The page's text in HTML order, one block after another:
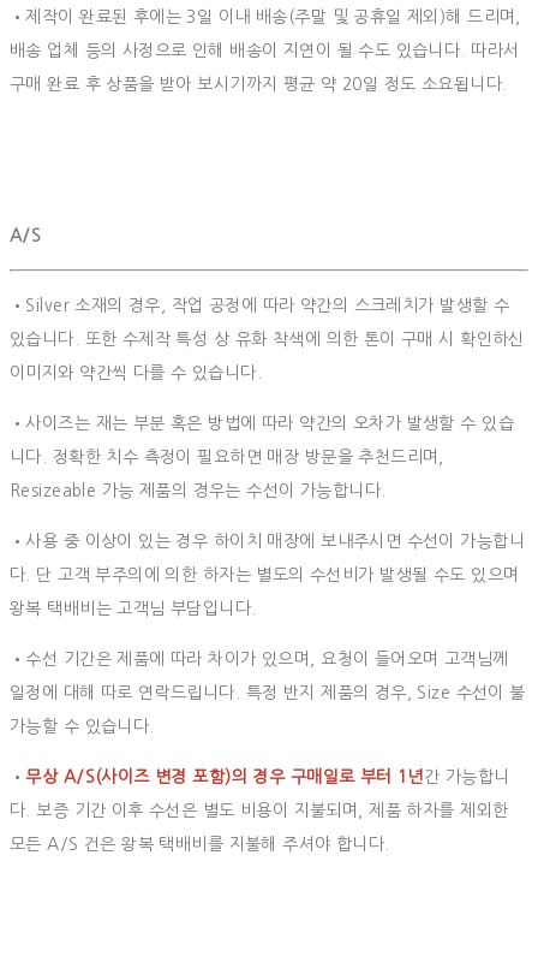
•제작이 완료된 후에는 3일 이내 배송(주말 및 공휴일 제외)해 드리며,
배송 업체 등의 사정으로 인해 배송이 지연이 될 수도 있습니다. 따라서
구매 완료 후 상품을 받아 보시기까지 평균 약 20일 정도 소요됩니다.
A/S
•Silver 소재의 경우, 작업 공정에 따라 약간의 스크레치가 발생할 수
있습니다. 또한 수제작 특성 상 유화 착색에 의한 톤이 구매 시 확인하신
이미지와 약간씩 다를 수 있습니다.
•사이즈는 재는 부분 혹은 방법에 따라 약간의 오차가 발생할 수 있습
니다. 정확한 치수 측정이 필요하면 매장 방문을 추천드리며,
Resizeable 가능 제품의 경우는 수선이 가능합니다.
•사용 중 이상이 있는 경우 하이치 매장에 보내주시면 수선이 가능합니
다. 단 고객 부주의에 의한 하자는 별도의 수선비가 발생될 수도 있으며
왕복 택배비는 고객님 부담입니다.
•수선 기간은 제품에 따라 차이가 있으며, 요청이 들어오며 고객님께
일정에 대해 따로 연락드립니다. 특정 반지 제품의 경우, Size 수선이 불
가능할 수 있습니다.
•무상 A/S(사이즈 변경 포함)의 경우 구매일로 부터 1년간 가능합니
다. 보증 기간 이후 수선은 별도 비용이 지불되며, 제품 하자를 제외한
모든 A/S 건은 왕복 택배비를 지불해 주셔야 합니다.